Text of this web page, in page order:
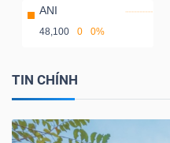
ANI
48,100 0 0%
TIN CHÍNH